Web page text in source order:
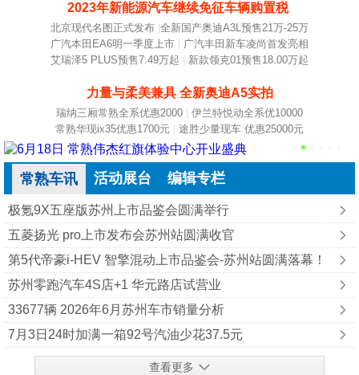
2023年新能源汽车继续免征车辆购置税
北京现代名图正式发布 全新国产奥迪A3L预售21万-25万
广汽本田EA6明一季度上市
广汽丰田新车凌尚首发亮相
艾瑞泽5 PLUS预售7.49万起
新款领克01预售18.00万起
力量与柔美兼具 全新奥迪A5实拍
瑞纳三厢常熟全系优惠2000
伊兰特悦动全系优10000
常熟华现ix35优惠1700元
途胜少量现车 优惠25000元
常熟车讯 活动展台 编辑专栏
极氪9X五座版苏州上市品鉴会圆满举行
五菱扬光 pro上市发布会苏州站圆满收官
第5代帝豪i-HEV 智擎混动上市品鉴会-苏州站圆满落幕！
苏州零跑汽车4S店+1 华元路店试营业
33677辆 2026年6月苏州车市销量分析
7月3日24时加满一箱92号汽油少花37.5元
查看更多